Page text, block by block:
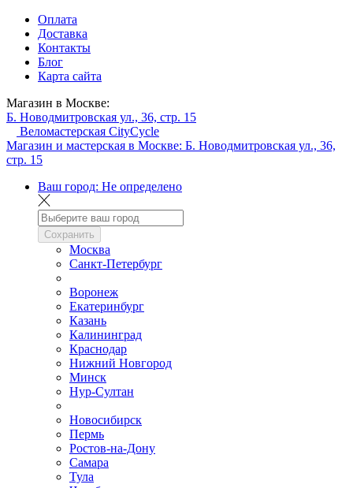
Оплата
Доставка
Контакты
Блог
Карта сайта
Магазин в Москве:
Б. Новодмитровская ул., 36, стр. 15
Веломастерская CityCycle
Магазин и мастерская в Москве: Б. Новодмитровская ул., 36,
стр. 15
Ваш город: Не определено
Сохранить
Москва
Санкт-Петербург
Воронеж
Екатеринбург
Казань
Калининград
Краснодар
Нижний Новгород
Минск
Нур-Султан
Новосибирск
Пермь
Ростов-на-Дону
Самара
Тула